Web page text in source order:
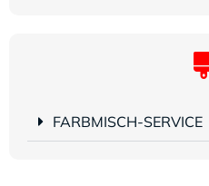
FARBMISCH-SERVICE